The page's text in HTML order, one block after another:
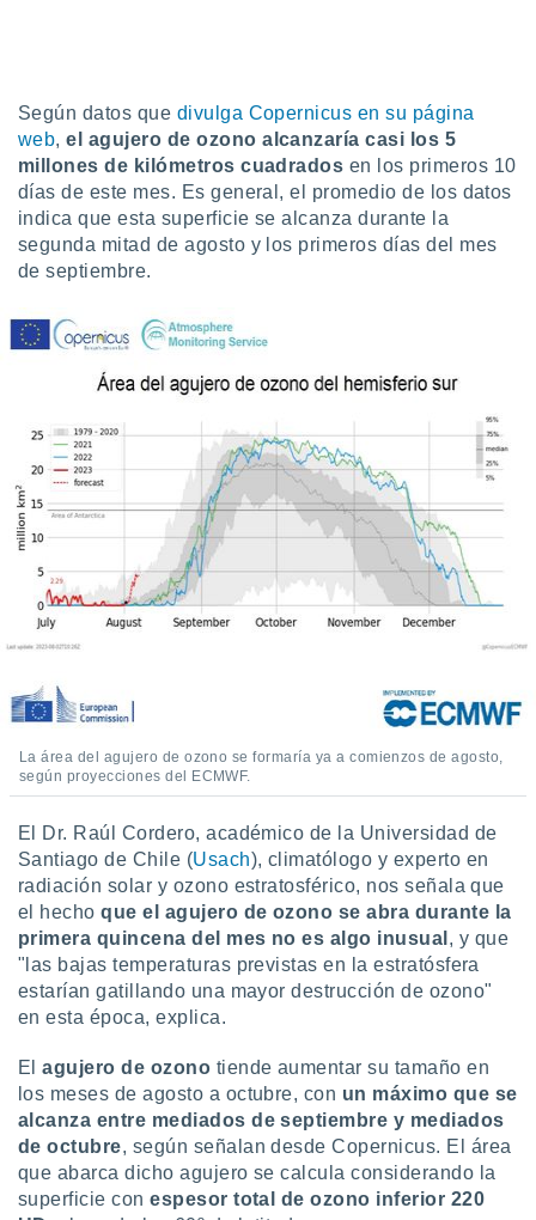
aceptar
de
sitio
En
de que
ni para
o
aunque
no
Puedes
acceder a
web a
únicos
similares
como
este sitio
IP
traten tus
en
interés
a lo que
Para
su
Según datos que divulga Copernicus en su página
web,el agujero de ozono alcanzaría casi los 5
millones de kilómetros cuadrados en los primeros 10
días de este mes. Es general, el promedio de los datos
indica que esta superficie se alcanza durante la
segunda mitad de agosto y los primeros días del mes
de septiembre.
La área del agujero de ozono se formaría ya a comienzos de agosto,
según proyecciones del ECMWF.
El Dr. Raúl Cordero, académico de la Universidad de
Santiago de Chile (Usach), climatólogo y experto en
radiación solar y ozono estratosférico, nos señala que
el hechoque el agujero de ozono se abra durante la
primera quincena del mes no es algo inusual , y que
"las bajas temperaturas previstas en la estratósfera
estarían gatillando una mayor destrucción de ozono"
en esta época, explica.
Elagujero de ozono tiende aumentar su tamaño en
los meses de agosto a octubre, con un máximo que se
alcanza entre mediados de septiembre y mediados
de octubre, según señalan desde Copernicus. El área
que abarca dicho agujero se calcula considerando la
superficie con espesor total de ozono inferior 220